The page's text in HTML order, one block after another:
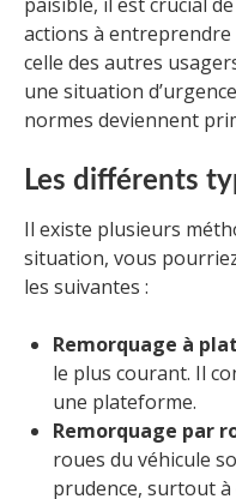
actions à
celle des autres
une situation
normes deviennent
Les différents
Il existe plusieurs
situation, vous
les suivantes :
Remorquage à plat
le plus courant. Il
une plateforme.
Remorquage par
roues du véhicule
prudence, surtout à